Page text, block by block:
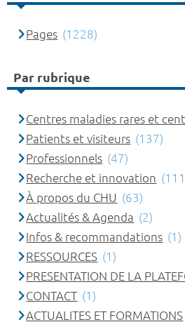
Pages (1228)
Par rubrique
Centres maladies rares et
Patients et visiteurs (137)
Professionnels (47)
Recherche et innovation
À propos du CHU (63)
Actualités & Agenda (2)
Infos & recommandations (1)
RESSOURCES (1)
PRESENTATION DE LA
CONTACT (1)
ACTUALITES ET FORMATIONS